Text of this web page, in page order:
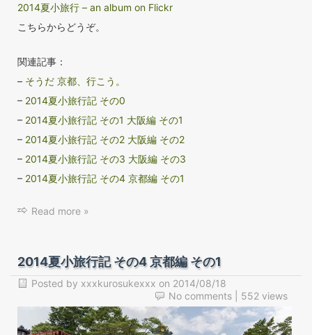
2014夏小旅行 – an album on Flickr
こちらからどうぞ。
関連記事：
– そうだ 京都、行こう。
– 2014夏小旅行記 その0
– 2014夏小旅行記 その1 大阪編 その1
– 2014夏小旅行記 その2 大阪編 その2
– 2014夏小旅行記 その3 大阪編 その3
– 2014夏小旅行記 その4 京都編 その1
Read more »
2014夏小旅行記 その4 京都編 その1
Posted by xxxkurosukexxx on 2014/08/18
No comments | 552 views